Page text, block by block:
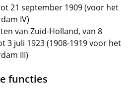
21 september 1909 (voor het
IV)
van Zuid-Holland, van 8
3 juli 1923 (1908-1919 voor het
III)
functies